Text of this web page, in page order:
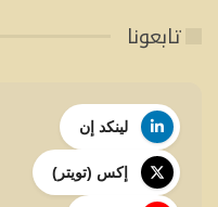
تابعونا
لينكد إن
إكس (تويتر)